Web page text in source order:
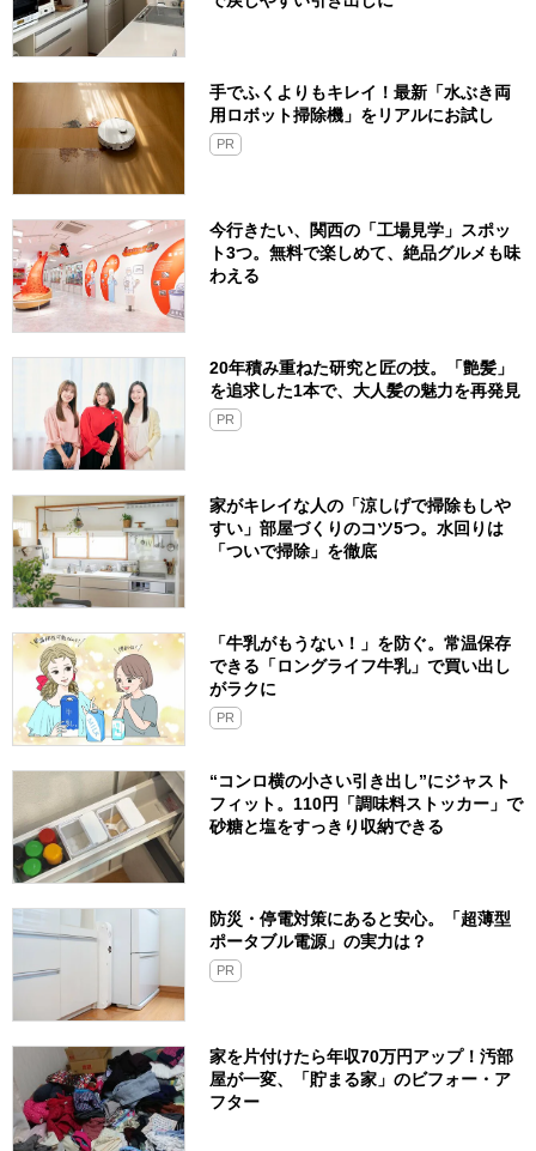
手でふくよりもキレイ！最新「水ぶき両
用ロボット掃除機」をリアルにお試し
PR
今行きたい、関西の「工場見学」スポッ
ト3つ。無料で楽しめて、絶品グルメも味
わえる
20年積み重ねた研究と匠の技。「艶髪」
を追求した1本で、大人髪の魅力を再発見
PR
家がキレイな人の「涼しげで掃除もしや
すい」部屋づくりのコツ5つ。水回りは
「ついで掃除」を徹底
「牛乳がもうない！」を防ぐ。常温保存
できる「ロングライフ牛乳」で買い出し
がラクに
PR
“コンロ横の小さい引き出し”にジャスト
フィット。110円「調味料ストッカー」で
砂糖と塩をすっきり収納できる
防災・停電対策にあると安心。「超薄型
ポータブル電源」の実力は？​
PR
家を片付けたら年収70万円アップ！汚部
屋が一変、「貯まる家」のビフォー・ア
フター